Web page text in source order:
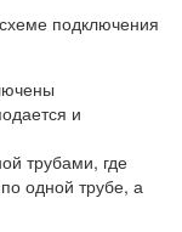
подключения
и
трубами, где
одной трубе, а